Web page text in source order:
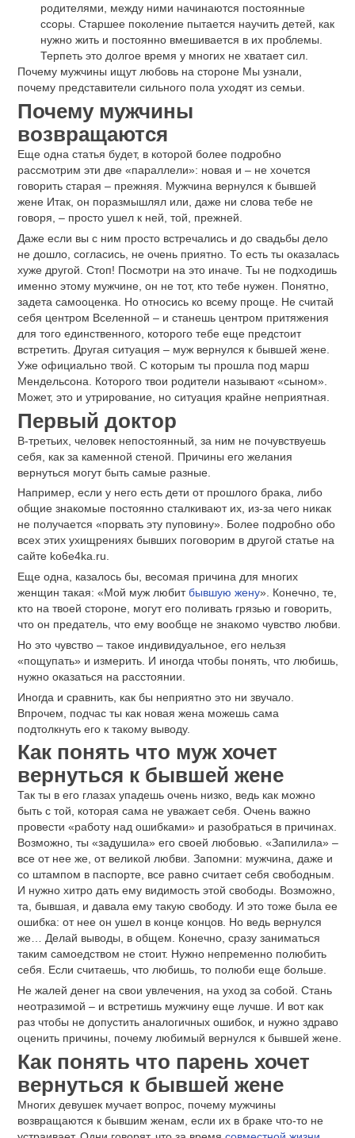
родителями, между ними начинаются постоянные
ссоры. Старшее поколение пытается научить детей, как
нужно жить и постоянно вмешивается в их проблемы.
Терпеть это долгое время у многих не хватает сил.
Почему мужчины ищут любовь на стороне Мы узнали,
почему представители сильного пола уходят из семьи.
Почему мужчины
возвращаются
Еще одна статья будет, в которой более подробно
рассмотрим эти две «параллели»: новая и – не хочется
говорить старая – прежняя. Мужчина вернулся к бывшей
жене Итак, он поразмышлял или, даже ни слова тебе не
говоря, – просто ушел к ней, той, прежней.
Даже если вы с ним просто встречались и до свадьбы дело
не дошло, согласись, не очень приятно. То есть ты оказалась
хуже другой. Стоп! Посмотри на это иначе. Ты не подходишь
именно этому мужчине, он не тот, кто тебе нужен. Понятно,
задета самооценка. Но относись ко всему проще. Не считай
себя центром Вселенной – и станешь центром притяжения
для того единственного, которого тебе еще предстоит
встретить. Другая ситуация – муж вернулся к бывшей жене.
Уже официально твой. С которым ты прошла под марш
Мендельсона. Которого твои родители называют «сыном».
Может, это и утрирование, но ситуация крайне неприятная.
Первый доктор
В-третьих, человек непостоянный, за ним не почувствуешь
себя, как за каменной стеной. Причины его желания
вернуться могут быть самые разные.
Например, если у него есть дети от прошлого брака, либо
общие знакомые постоянно сталкивают их, из-за чего никак
не получается «порвать эту пуповину». Более подробно обо
всех этих ухищрениях бывших поговорим в другой статье на
сайте ko6e4ka.ru.
Еще одна, казалось бы, весомая причина для многих
женщин такая: «Мой муж любитбывшую жену». Конечно, те,
кто на твоей стороне, могут его поливать грязью и говорить,
что он предатель, что ему вообще не знакомо чувство любви.
Но это чувство – такое индивидуальное, его нельзя
«пощупать» и измерить. И иногда чтобы понять, что любишь,
нужно оказаться на расстоянии.
Иногда и сравнить, как бы неприятно это ни звучало.
Впрочем, подчас ты как новая жена можешь сама
подтолкнуть его к такому выводу.
Как понять что муж хочет
вернуться к бывшей жене
Так ты в его глазах упадешь очень низко, ведь как можно
быть с той, которая сама не уважает себя. Очень важно
провести «работу над ошибками» и разобраться в причинах.
Возможно, ты «задушила» его своей любовью. «Запилила» –
все от нее же, от великой любви. Запомни: мужчина, даже и
со штампом в паспорте, все равно считает себя свободным.
И нужно хитро дать ему видимость этой свободы. Возможно,
та, бывшая, и давала ему такую свободу. И это тоже была ее
ошибка: от нее он ушел в конце концов. Но ведь вернулся
же… Делай выводы, в общем. Конечно, сразу заниматься
таким самоедством не стоит. Нужно непременно полюбить
себя. Если считаешь, что любишь, то полюби еще больше.
Не жалей денег на свои увлечения, на уход за собой. Стань
неотразимой – и встретишь мужчину еще лучше. И вот как
раз чтобы не допустить аналогичных ошибок, и нужно здраво
оценить причины, почему любимый вернулся к бывшей жене.
Как понять что парень хочет
вернуться к бывшей жене
Многих девушек мучает вопрос, почему мужчины
возвращаются к бывшим женам, если их в браке что-то не